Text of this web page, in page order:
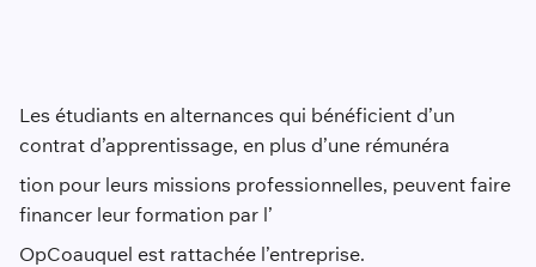
Les étudiants en alternances qui bénéficient d’un
contrat d’apprentissage, en plus d’une rémunéra
tion pour leurs missions professionnelles, peuvent faire
financer leur formation par l’
OpCoauquel est rattachée l’entreprise.